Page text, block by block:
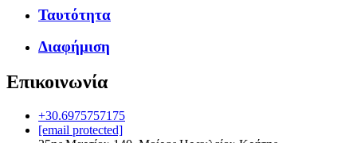
Ταυτότητα
Διαφήμιση
Επικοινωνία
+30.6975757175
[email protected]